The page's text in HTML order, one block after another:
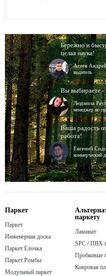
Бережно и
целая наука!
Агеев
водитель
Вы выбираете -
Людмила
менеджер по
Ваша радость
работа!
Евгений
коммерческий
Паркет
Паркет
Инженерная доска
Паркет Елочка
Паркет Ромбы
Модульный паркет
паркету
Ламинат
SPC / ПВХ
Пробковые
Ковровая